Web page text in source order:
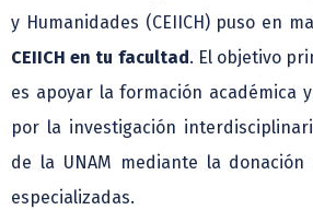
y Humanidades (CEIICH) puso en
CEIICH en tu facultad . El objetivo
es apoyar la formación académica
por la investigación
de la UNAM mediante la
especializadas.